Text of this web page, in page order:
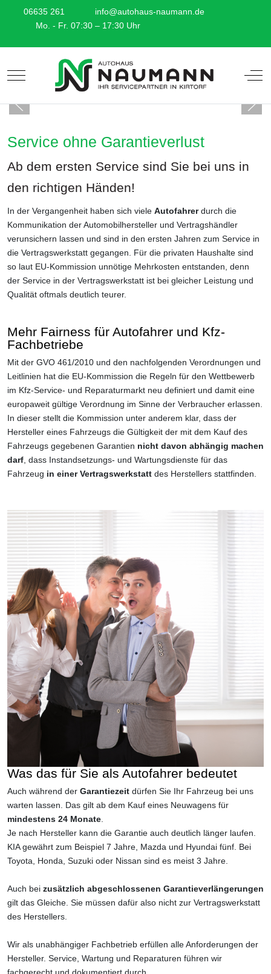
06635 261
info@autohaus-naumann.de
Mo. - Fr. 07:30 – 17:30 Uhr
Mobile Menu Toggle Off-
Service ohne Garantieverlust
Ab dem ersten Service sind Sie bei uns in
den richtigen Händen!
In der Vergangenheit haben sich viele Autofahrerdurch die
Kommunikation der Automobilhersteller und Vertragshändler
verunsichern lassen und sind in den ersten Jahren zum Service in
die Vertragswerkstatt gegangen. Für die privaten Haushalte sind
so laut EU-Kommission unnötige Mehrkosten entstanden, denn
der Service in der Vertragswerkstatt ist bei gleicher Leistung und
Qualität oftmals deutlich teurer.
Mehr Fairness für Autofahrer und Kfz-
Fachbetriebe
Mit der GVO 461/2010 und den nachfolgenden Verordnungen und
Leitlinien hat die EU-Kommission die Regeln für den Wettbewerb
im Kfz-Service- und Reparaturmarkt neu definiert und damit eine
europaweit gültige Verordnung im Sinne der Verbraucher erlassen.
In dieser stellt die Kommission unter anderem klar, dass der
Hersteller eines Fahrzeugs die Gültigkeit der mit dem Kauf des
Fahrzeugs gegebenen Garantien nicht davon abhängig machen
darf, dass Instandsetzungs- und Wartungsdienste für das
Fahrzeug in einer Vertragswerkstatt des Herstellers stattfinden.
Was das für Sie als Autofahrer bedeutet
Auch während der Garantiezeit dürfen Sie Ihr Fahrzeug bei uns
warten lassen. Das gilt ab dem Kauf eines Neuwagens für
mindestens 24 Monate.
Je nach Hersteller kann die Garantie auch deutlich länger laufen.
KIA gewährt zum Beispiel 7 Jahre, Mazda und Hyundai fünf. Bei
Toyota, Honda, Suzuki oder Nissan sind es meist 3 Jahre.
Auch bei zusätzlich abgeschlossenen Garantieverlängerungen
gilt das Gleiche. Sie müssen dafür also nicht zur Vertragswerkstatt
des Herstellers.
Wir als unabhängiger Fachbetrieb erfüllen alle Anforderungen der
Hersteller. Service, Wartung und Reparaturen führen wir